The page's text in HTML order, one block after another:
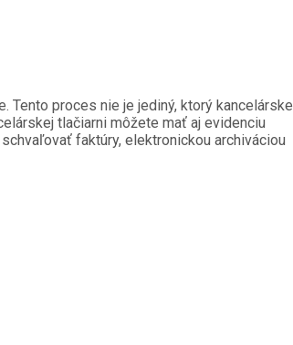
Tento proces nie je jediný, ktorý kancelárske
tlačiarni môžete mať aj evidenciu
faktúry, elektronickou archiváciou